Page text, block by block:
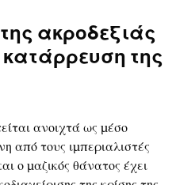
ακροδεξιάς
της
ανοιχτά ως μέσο
από τους ιμπεριαλιστές
ο μαζικός θάνατος έχει